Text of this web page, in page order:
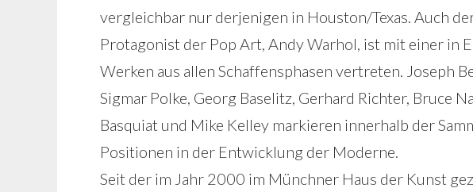
vergleichbar nur derjenigen in Houston/Texas. Auch
Protagonist der Pop Art, Andy Warhol, ist mit einer in
Werken aus allen Schaffensphasen vertreten. Joseph
Sigmar Polke, Georg Baselitz, Gerhard Richter, Bruce
Basquiat und Mike Kelley markieren innerhalb der
Positionen in der Entwicklung der Moderne.
Seit der im Jahr 2000 im Münchner Haus der Kunst